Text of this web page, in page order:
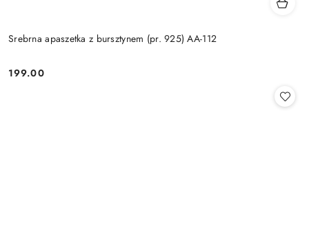
Srebrna apaszetka z bursztynem (pr. 925) AA-112
Cena:
199.00